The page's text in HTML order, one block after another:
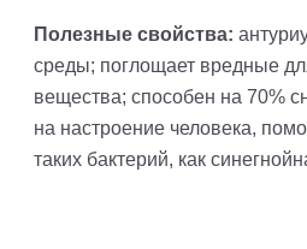
Полезные свойства:
среды; поглощает вредные
вещества; способен на 70%
на настроение человека,
таких бактерий, как